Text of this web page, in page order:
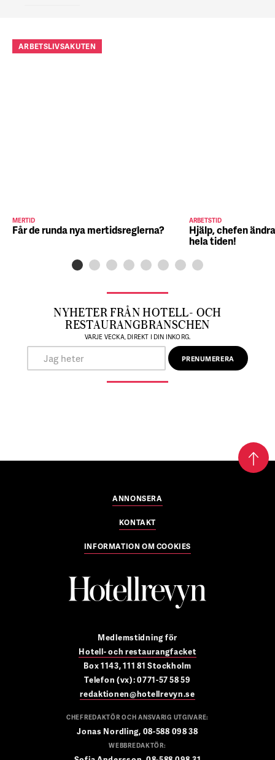
ARBETSLIVSAKUTEN
MERTID
Får de runda nya mertidsreglerna?
ARBETSTID
Hjälp, chefen
hela tiden!
NYHETER FRÅN HOTELL- OCH
RESTAURANGBRANSCHEN
VARJE VECKA, DIREKT I DIN INKORG.
ANNONSERA
KONTAKT
INFORMATION OM COOKIES
Medlemstidning för
Hotell- och restaurangfacket
Box 1143, 111 81 Stockholm
Telefon (vx): 0771-57 58 59
redaktionen@hotellrevyn.se
CHEFREDAKTÖR OCH ANSVARIG UTGIVARE:
Jonas Nordling, 08-588 098 38
WEBBREDAKTÖR: